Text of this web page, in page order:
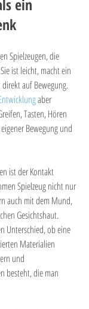
ein
Spielzeugen, die
ist leicht, macht ein
auf Bewegung.
aber
Tasten, Hören
Bewegung und
ist der Kontakt
Spielzeug nicht nur
auch mit dem Mund,
Gesichtshaut.
Unterschied, ob eine
Materialien
und
besteht, die man